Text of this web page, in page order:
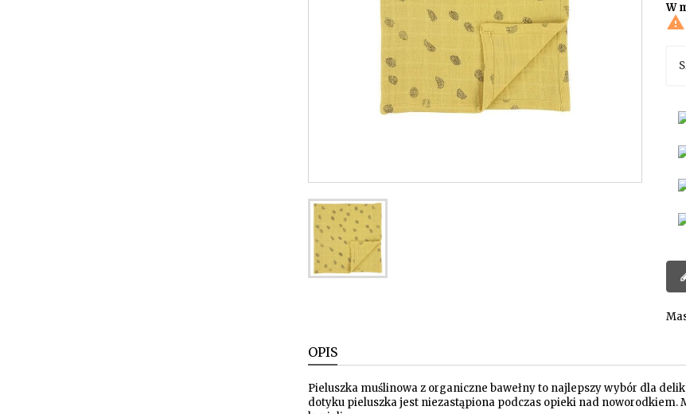
W

OPIS
Pieluszka muślinowa z organiczne bawełny to najlepszy wybór dla
dotyku pieluszka jest niezastąpiona podczas opieki nad noworodkiem.